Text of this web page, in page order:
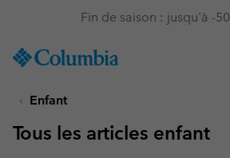
TO
SKIP
MAIN
Remise de 10 % à saisir
Enfant
Tous les articles enfant